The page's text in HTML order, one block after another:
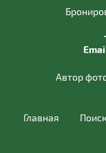
Автор
Главная Поиск